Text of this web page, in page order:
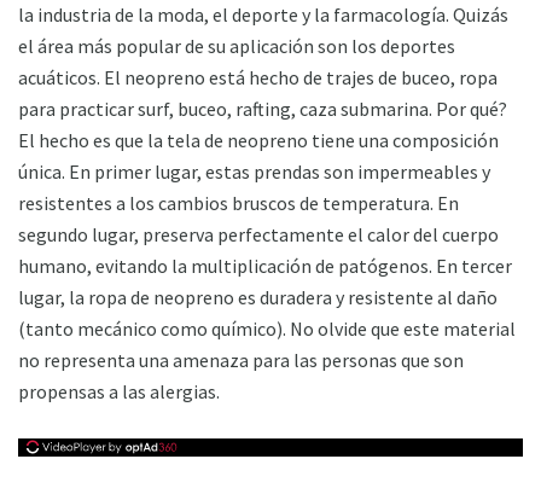
la industria de la moda, el deporte y la farmacología. Quizás
el área más popular de su aplicación son los deportes
acuáticos. El neopreno está hecho de trajes de buceo, ropa
para practicar surf, buceo, rafting, caza submarina. Por qué?
El hecho es que la tela de neopreno tiene una composición
única. En primer lugar, estas prendas son impermeables y
resistentes a los cambios bruscos de temperatura. En
segundo lugar, preserva perfectamente el calor del cuerpo
humano, evitando la multiplicación de patógenos. En tercer
lugar, la ropa de neopreno es duradera y resistente al daño
(tanto mecánico como químico). No olvide que este material
no representa una amenaza para las personas que son
propensas a las alergias.